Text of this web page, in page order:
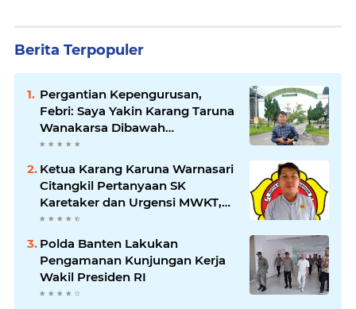
Berita Terpopuler
Pergantian Kepengurusan,
Febri: Saya Yakin Karang Taruna
Wanakarsa Dibawah
Kepemimpinan Bung Entus
Ketua Karang Karuna Warnasari
Citangkil Pertanyaan SK
Karetaker dan Urgensi MWKT,
Saat Suasana Berduka
Polda Banten Lakukan
Pengamanan Kunjungan Kerja
Wakil Presiden RI